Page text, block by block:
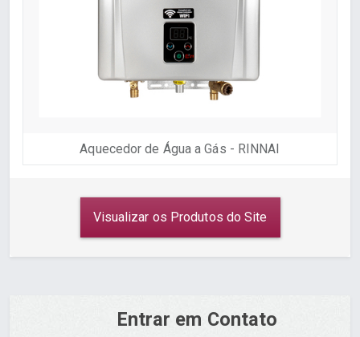
Aquecedor de Água a Gás - RINNAI
Visualizar os Produtos do Site
Entrar em Contato